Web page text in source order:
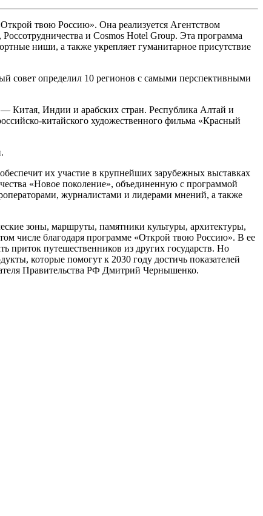
твою Россию». Она реализуется Агентством
и Cosmos Hotel Group. Эта программа
ниши, а также укрепляет гуманитарное присутствие
совет определил 10 регионов с самыми перспективными
Китая, Индии и арабских стран. Республика Алтай и
китайского художественного фильма «Красный
их участие в крупнейших зарубежных выставках
«Новое поколение», объединенную с программой
журналистами и лидерами мнений, а также
зоны, маршруты, памятники культуры, архитектуры,
числе благодаря программе «Открой твою Россию». В ее
приток путешественников из других государств. Но
которые помогут к 2030 году достичь показателей
Правительства РФ Дмитрий Чернышенко.